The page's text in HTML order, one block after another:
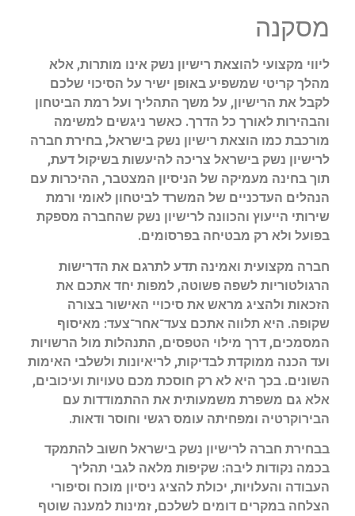
מסקנה
ליווי מקצועי להוצאת רישיון נשק אינו מותרות, אלא
מהלך קריטי שמשפיע באופן ישיר על הסיכוי שלכם
לקבל את הרישיון, על משך התהליך ועל רמת הביטחון
והבהירות לאורך כל הדרך. כאשר ניגשים למשימה
מורכבת כמו הוצאת רישיון נשק בישראל, בחירת חברה
לרישיון נשק בישראל צריכה להיעשות בשיקול דעת,
תוך בחינה מעמיקה של הניסיון המצטבר, ההיכרות עם
הנהלים העדכניים של המשרד לביטחון לאומי ורמת
שירותי הייעוץ והכוונה לרישיון נשק שהחברה מספקת
בפועל ולא רק מבטיחה בפרסומים.
חברה מקצועית ואמינה תדע לתרגם את הדרישות
הרגולטוריות לשפה פשוטה, למפות יחד אתכם את
הזכאות ולהציג מראש את סיכויי האישור בצורה
שקופה. היא תלווה אתכם צעד־אחר־צעד: מאיסוף
המסמכים, דרך מילוי הטפסים, התנהלות מול הרשויות
ועד הכנה ממוקדת לבדיקות, לריאיונות ולשלבי האימות
השונים. בכך היא לא רק חוסכת מכם טעויות ועיכובים,
אלא גם משפרת משמעותית את ההתמודדות עם
הבירוקרטיה ומפחיתה עומס רגשי וחוסר ודאות.
בבחירת חברה לרישיון נשק בישראל חשוב להתמקד
בכמה נקודות ליבה: שקיפות מלאה לגבי תהליך
העבודה והעלויות, יכולת להציג ניסיון מוכח וסיפורי
הצלחה במקרים דומים לשלכם, זמינות למענה שוטף